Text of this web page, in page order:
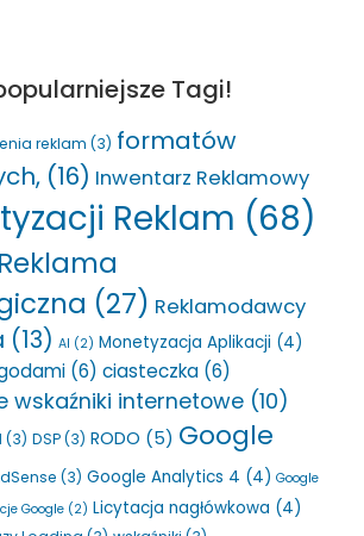
Tagi!
reklam (3) formatów
(16) Inwentarz Reklamowy
Reklam (68)
Reklama
(27) Reklamodawcy
(13) AI (2) Monetyzacja Aplikacji (4)
(6) ciasteczka (6)
wskaźniki internetowe (10)
(3) DSP(3) RODO (5) Google
(3) Google Analytics 4 (4) Google
Google (2) Licytacja nagłówkowa (4)